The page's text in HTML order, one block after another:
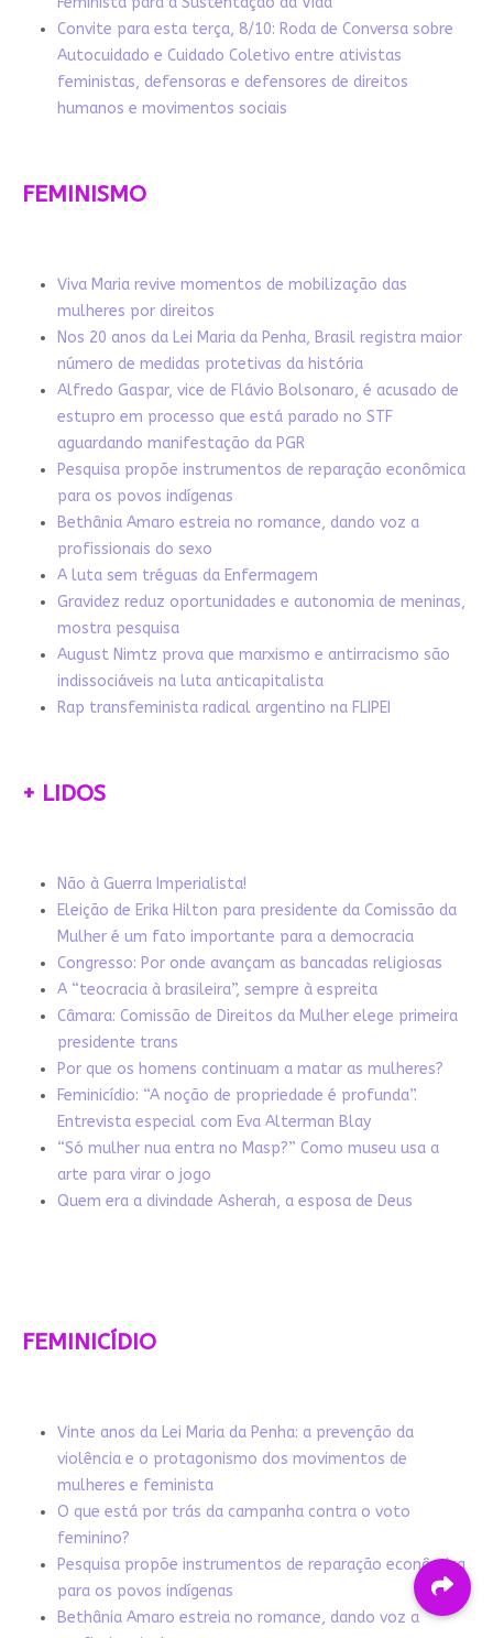
Convite para esta terça, 8/10: Roda de Conversa sobre
Autocuidado e Cuidado Coletivo entre ativistas
feministas, defensoras e defensores de direitos
humanos e movimentos sociais
FEMINISMO
Viva Maria revive momentos de mobilização das
mulheres por direitos
Nos 20 anos da Lei Maria da Penha, Brasil registra maior
número de medidas protetivas da história
Alfredo Gaspar, vice de Flávio Bolsonaro, é acusado de
estupro em processo que está parado no STF
aguardando manifestação da PGR
Pesquisa propõe instrumentos de reparação econômica
para os povos indígenas
Bethânia Amaro estreia no romance, dando voz a
profissionais do sexo
A luta sem tréguas da Enfermagem
Gravidez reduz oportunidades e autonomia de meninas,
mostra pesquisa
August Nimtz prova que marxismo e antirracismo são
indissociáveis na luta anticapitalista
Rap transfeminista radical argentino na FLIPEI
+ LIDOS
Não à Guerra Imperialista!
Eleição de Erika Hilton para presidente da Comissão da
Mulher é um fato importante para a democracia
Congresso: Por onde avançam as bancadas religiosas
A “teocracia à brasileira”, sempre à espreita
Câmara: Comissão de Direitos da Mulher elege primeira
presidente trans
Por que os homens continuam a matar as mulheres?
Feminicídio: “A noção de propriedade é profunda”.
Entrevista especial com Eva Alterman Blay
“Só mulher nua entra no Masp?” Como museu usa a
arte para virar o jogo
Quem era a divindade Asherah, a esposa de Deus
FEMINICÍDIO
Vinte anos da Lei Maria da Penha: a prevenção da
violência e o protagonismo dos movimentos de
mulheres e feminista
O que está por trás da campanha contra o voto
feminino?
Pesquisa propõe instrumentos de reparação econômica
para os povos indígenas
Bethânia Amaro estreia no romance, dando voz a